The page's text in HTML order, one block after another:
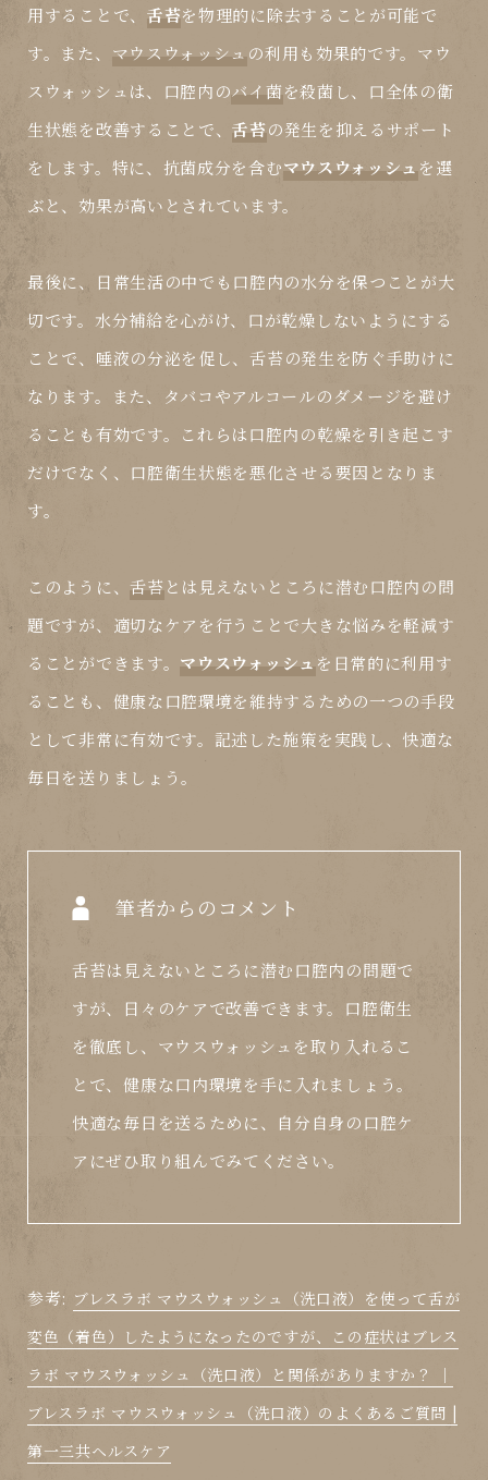
用することで、 舌苔を物理的に除去することが可能で
す。また、 マウスウォッシュ の利用も効果的です。 マウ
スウォッシュは、口腔内のバイ菌を殺菌し、口全体の衛
生状態を改善することで、舌苔の発生を抑えるサポート
をします。特に、抗菌成分を含むマウスウォッシュ を選
ぶと、効果が高いとされています。
最後に、日常生活の中でも口腔内の水分を保つことが大
切です。水分補給を心がけ、口が乾燥しないようにする
ことで、唾液の分泌を促し、舌苔の発生を防ぐ手助けに
なります。また、タバコやアルコールのダメージを避け
ることも有効です。これらは口腔内の乾燥を引き起こす
だけでなく、口腔衛生状態を悪化させる要因となりま
す。
このように、舌苔とは見えないところに潜む口腔内の問
題ですが、適切なケアを行うことで大きな悩みを軽減す
ることができます。 マウスウォッシュ を日常的に利用す
ることも、健康な口腔環境を維持するための一つの手段
として非常に有効です。記述した施策を実践し、快適な
毎日を送りましょう。
筆者からのコメント
舌苔は見えないところに潜む口腔内の問題で
すが、日々のケアで改善できます。口腔衛生
を徹底し、マウスウォッシュを取り入れるこ
とで、健康な口内環境を手に入れましょう。
快適な毎日を送るために、自分自身の口腔ケ
アにぜひ取り組んでみてください。
参考: ブレスラボ マウスウォッシュ（洗口液）を使って舌が
変色（着色）したようになったのですが、この症状はブレス
ラボ マウスウォッシュ（洗口液）と関係がありますか？ ｜
ブレスラボ マウスウォッシュ（洗口液）のよくあるご質問 |
第一三共ヘルスケア